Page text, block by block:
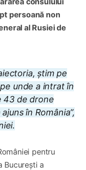
persoană non
al Rusiei de
știm pe
unde a intrat în
43 de drone
în România”,
pentru
București a